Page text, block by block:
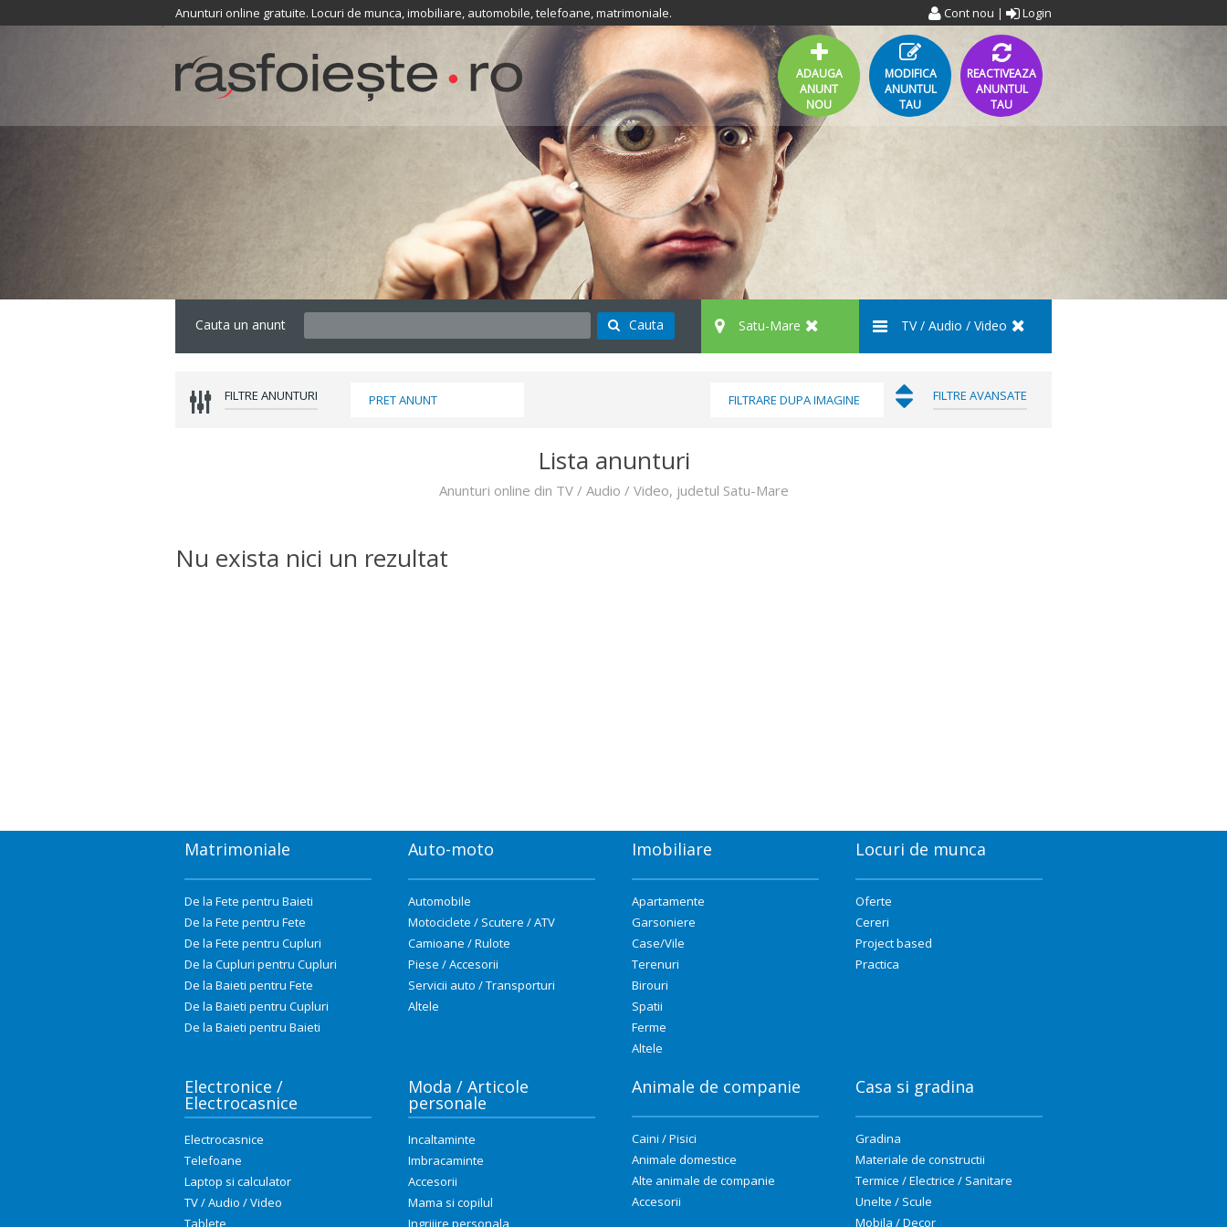
Anunturi online gratuite. Locuri de munca, imobiliare, automobile, telefoane, matrimoniale. Cont nou | Login
ADAUGA
ANUNT
NOU
MODIFICA
ANUNTUL
TAU
REACTIVEAZA
ANUNTUL
TAU
Cauta un anunt Cauta Satu-Mare TV / Audio / Video
FILTRE ANUNTURI PRET ANUNT FILTRARE DUPA IMAGINE FILTRE AVANSATE
Lista anunturi
Anunturi online din TV / Audio / Video, judetul Satu-Mare
Nu exista nici un rezultat
Matrimoniale
De la Fete pentru Baieti
De la Fete pentru Fete
De la Fete pentru Cupluri
De la Cupluri pentru Cupluri
De la Baieti pentru Fete
De la Baieti pentru Cupluri
De la Baieti pentru Baieti
Auto-moto
Automobile
Motociclete / Scutere / ATV
Camioane / Rulote
Piese / Accesorii
Servicii auto / Transporturi
Altele
Imobiliare
Apartamente
Garsoniere
Case/Vile
Terenuri
Birouri
Spatii
Ferme
Altele
Locuri de munca
Oferte
Cereri
Project based
Practica
Electronice /
Electrocasnice
Electrocasnice
Telefoane
Laptop si calculator
TV / Audio / Video
Tablete
Moda / Articole
personale
Incaltaminte
Imbracaminte
Accesorii
Mama si copilul
Ingrijire personala
Animale de companie
Caini / Pisici
Animale domestice
Alte animale de companie
Accesorii
Casa si gradina
Gradina
Materiale de constructii
Termice / Electrice / Sanitare
Unelte / Scule
Mobila / Decor